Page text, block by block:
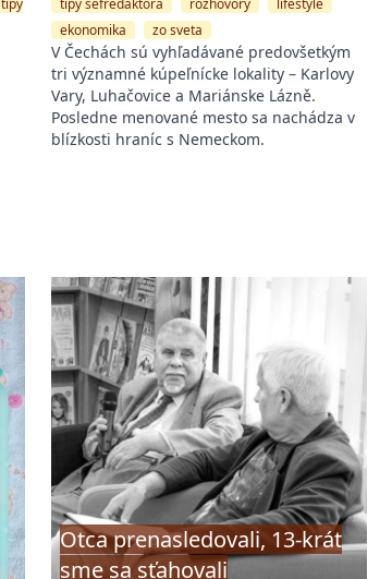
tipy
tipy séfredaktora
rozhovory
lifestyle
ekonomika
zo sveta
V Čechách sú vyhľadávané predovšetkým
tri významné kúpeľnícke lokality – Karlovy
Vary, Luhačovice a Mariánske Lázně.
Posledne menované mesto sa nachádza v
blízkosti hraníc s Nemeckom.
Otca prenasledovali, 13-krát
sme sa sťahovali